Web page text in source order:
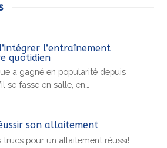
l’entraînement
quotidien
a gagné en popularité depuis
se fasse en salle, en…
son allaitement
trucs pour un allaitement réussi!